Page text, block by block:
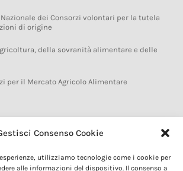
Consenso Cookie
utilizziamo tecnologie come i cookie per
alle informazioni del dispositivo. Il consenso a
dei Consorzi volontari per la tutela
di origine
della sovranità alimentare e delle
per il Mercato Agricolo Alimentare
IGP